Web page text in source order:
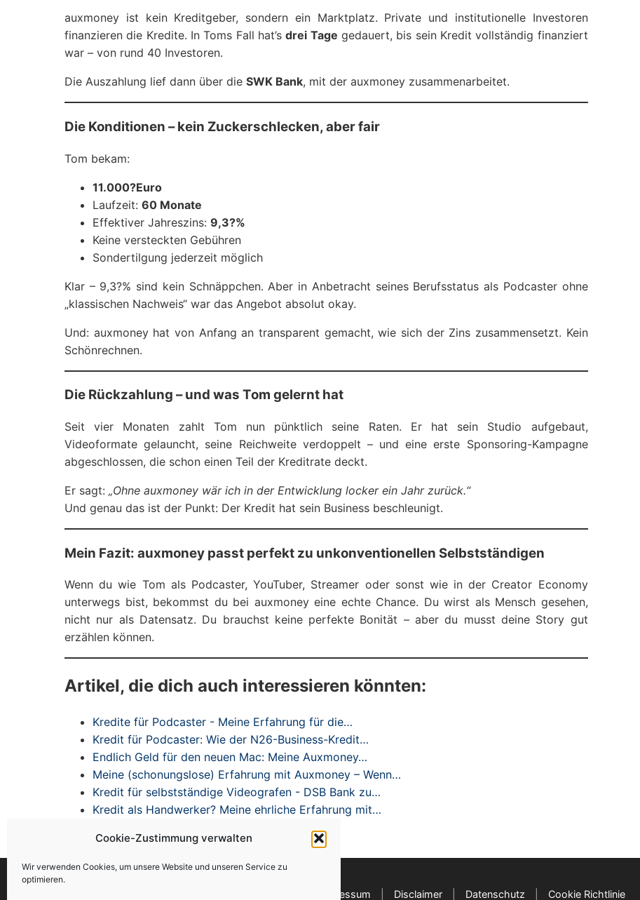
Cookie-Zustimmung verwalten
Wir verwenden Cookies, um unsere Website und unseren Service zu
optimieren.
auxmoney ist kein Kreditgeber, sondern ein Marktplatz. Private und institutionelle Investoren
finanzieren die Kredite. In Toms Fall hat’sdrei Tage gedauert, bis sein Kredit vollständig finanziert
war – von rund 40 Investoren.
Die Auszahlung lief dann über die SWK Bank, mit der auxmoney zusammenarbeitet.
Die Konditionen – kein Zuckerschlecken, aber fair
Tom bekam:
11.000?Euro
Laufzeit: 60 Monate
Effektiver Jahreszins: 9,3?%
Keine versteckten Gebühren
Sondertilgung jederzeit möglich
Klar – 9,3?% sind kein Schnäppchen. Aber in Anbetracht seines Berufsstatus als Podcaster ohne
„klassischen Nachweis“ war das Angebot absolut okay.
Und: auxmoney hat von Anfang an transparent gemacht, wie sich der Zins zusammensetzt. Kein
Schönrechnen.
Die Rückzahlung – und was Tom gelernt hat
Seit vier Monaten zahlt Tom nun pünktlich seine Raten. Er hat sein Studio aufgebaut,
Videoformate gelauncht, seine Reichweite verdoppelt – und eine erste Sponsoring-Kampagne
abgeschlossen, die schon einen Teil der Kreditrate deckt.
Er sagt: „Ohne auxmoney wär ich in der Entwicklung locker ein Jahr zurück.“
Und genau das ist der Punkt: Der Kredit hat sein Business beschleunigt.
Mein Fazit: auxmoney passt perfekt zu unkonventionellen Selbstständigen
Wenn du wie Tom als Podcaster, YouTuber, Streamer oder sonst wie in der Creator Economy
unterwegs bist, bekommst du bei auxmoney eine echte Chance. Du wirst als Mensch gesehen,
nicht nur als Datensatz. Du brauchst keine perfekte Bonität – aber du musst deine Story gut
erzählen können.
Artikel, die dich auch interessieren könnten:
Kredite für Podcaster - Meine Erfahrung für die…
Kredit für Podcaster: Wie der N26-Business-Kredit…
Endlich Geld für den neuen Mac: Meine Auxmoney…
Meine (schonungslose) Erfahrung mit Auxmoney – Wenn…
Kredit für selbstständige Videografen - DSB Bank zu…
Kredit als Handwerker? Meine ehrliche Erfahrung mit…
Impressum Disclaimer Datenschutz Cookie Richtlinie